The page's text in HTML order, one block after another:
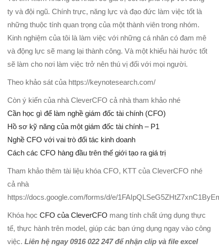
ty và đội ngũ. Chính trực, năng lực và đạo đức làm việc tốt là
những thuộc tính quan trọng của một thành viên trong nhóm.
Kinh nghiệm của tôi là làm việc với những cá nhân có đam mê
và động lực sẽ mang lại thành công. Và một khiếu hài hước tốt
sẽ làm cho nơi làm việc trở nên thú vị đối với mọi người.
Theo khảo sát của https://keynotesearch.com/
Còn ý kiến của nhà CleverCFO cả nhà tham khảo nhé
Cần học gì để làm nghề giám đốc tài chính (CFO)
Hồ sơ kỹ năng của một giám đốc tài chính – P1
Nghề CFO với vai trò đối tác kinh doanh
Cách các CFO hàng đầu trên thế giới tạo ra giá trị
Tham khảo thêm tài liệu khóa CFO, KTT của CleverCFO nhé
cả nhà
https://docs.google.com/forms/d/e/
Khóa học CFO của CleverCFO mang tính chất ứng dụng thực
tế, thực hành trên model, giúp các bạn ứng dụng ngay vào công
việc. Liên hệ ngay 0916 022 247 để nhận clip và file excel